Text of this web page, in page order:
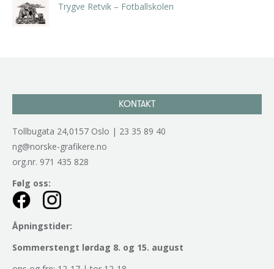
Trygve Retvik – Fotballskolen
KONTAKT
Tollbugata 24,0157 Oslo | 23 35 89 40
ng@norske-grafikere.no
org.nr. 971 435 828
Følg oss:
Åpningstider:
Sommerstengt lørdag 8. og 15. august